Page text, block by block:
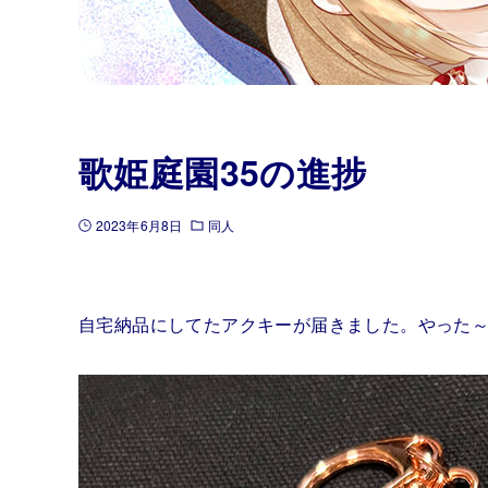
歌姫庭園35の進捗
2023年6月8日 同人
自宅納品にしてたアクキーが届きました。やった